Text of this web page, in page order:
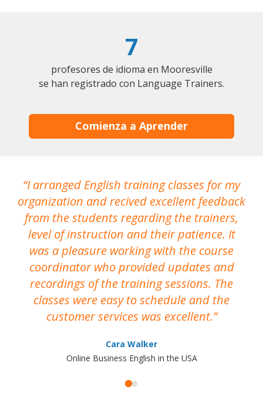
7
profesores de idioma en Mooresville
se han registrado con Language Trainers.
Comienza a Aprender
I arranged English training classes for my
organization and recived excellent feedback
from the students regarding the trainers,
level of instruction and their patience. It
was a pleasure working with the course
coordinator who provided updates and
recordings of the training sessions. The
classes were easy to schedule and the
customer services was excellent.
Cara Walker
Online Business English in the USA